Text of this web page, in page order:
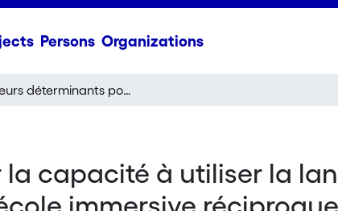
Persons Organizations
Facteurs déterminants pour la capacité à utiliser la langue partenaire à des fins communicatives dans une école immersive réciproque
capacité à utiliser la